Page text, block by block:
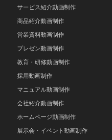
サービス紹介動画制作
商品紹介動画制作
営業資料動画制作
プレゼン動画制作
教育・研修動画制作
採用動画制作
マニュアル動画制作
会社紹介動画制作
ホームページ動画制作
展示会・イベント動画制作